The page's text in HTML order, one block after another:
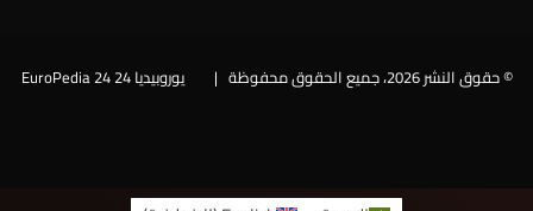
© حقوق النشر 2026، جميع الحقوق محفوظة | يوروبيديا 24 EuroPedia 24